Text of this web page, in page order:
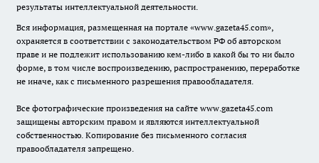
результаты интеллектуальной деятельности.
Вся информация, размещенная на портале «www.gazeta45.com»,
охраняется в соответствии с законодательством РФ об авторском
праве и не подлежит использованию кем-либо в какой бы то ни было
форме, в том числе воспроизведению, распространению, переработке
не иначе, как с письменного разрешения правообладателя.
Все фотографические произведения на сайте www.gazeta45.com
защищены авторским правом и являются интеллектуальной
собственностью. Копирование без письменного согласия
правообладателя запрещено.